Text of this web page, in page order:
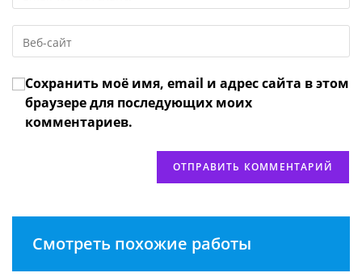
имя
чтобы
прокомментировать
адрес,
чтобы
URL
веб-
сайта
(необязательно)
Сохранить моё имя, email и адрес сайта в этом
браузере для последующих моих
комментариев.
Смотреть похожие работы